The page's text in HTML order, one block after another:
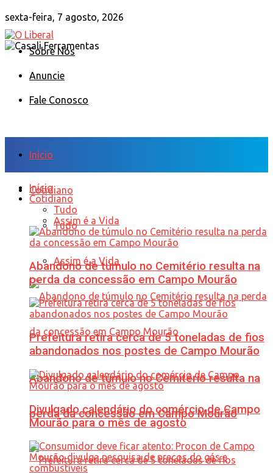
sexta-feira, 7 agosto, 2026
Sobre Nós
Anuncie
Fale Conosco
Início
Cotidiano
Tudo
Assim é a Vida
Abandono de túmulo no Cemitério resulta na
perda da concessão em Campo Mourão
Início
Cotidiano
Tudo
Assim é a Vida
Abandono de túmulo no Cemitério resulta na
perda da concessão em Campo Mourão
Prefeitura retira cerca de 5 toneladas de fios
abandonados nos postes de Campo Mourão
Divulgado calendário do comércio de Campo
Mourão para o mês de agosto